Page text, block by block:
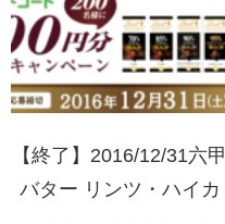
【終了】2016/12/31六甲
バター リンツ・ハイカ